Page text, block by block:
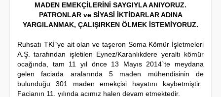
MADEN EMEKÇİLERİNİ SAYGIYLA ANIYORUZ.
PATRONLAR ve SİYASİ İKTİDARLAR ADINA
YARGILANMAK, ÇALIŞIRKEN ÖLMEK İSTEMİYORUZ.
Ruhsatı TKİ`ye ait olan ve taşeron Soma Kömür İşletmeleri
A.Ş. tarafından işletilen Eynez/Karanlıkdere yeraltı kömür
ocağında, tam 11 yıl önce 13 Mayıs 2014`te meydana
gelen faciada aralarında 5 maden mühendisinin de
bulunduğu 301 maden emekçisi hayatını kaybetmiştir.
Facianın 11. yılında acımız halen devam etmektedir.